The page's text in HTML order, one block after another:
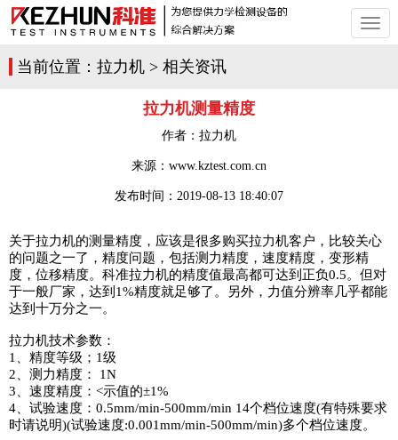
切
换
当前位置： 拉力机 > 相关资讯
拉力机测量精度
作者： 拉力机
来源：www.kztest.com.cn
发布时间： 2019-08-13 18:40:07
关于拉力机的测量精度，应该是很多购买拉力机客户，比较关心
的问题之一了，精度问题，包括测力精度，速度精度，变形精
度，位移精度。科准拉力机的精度值最高都可达到正负0.5。但对
于一般厂家，达到1%精度就足够了。另外，力值分辨率几乎都能
达到十万分之一。
拉力机技术参数：
1、精度等级；1级
2、测力精度： 1N
3、速度精度：<示值的±1%
4、试验速度：0.5mm/min-500mm/min 14个档位速度(有特殊要求
时请说明)(试验速度:0.001mm/min-500mm/min)多个档位速度。